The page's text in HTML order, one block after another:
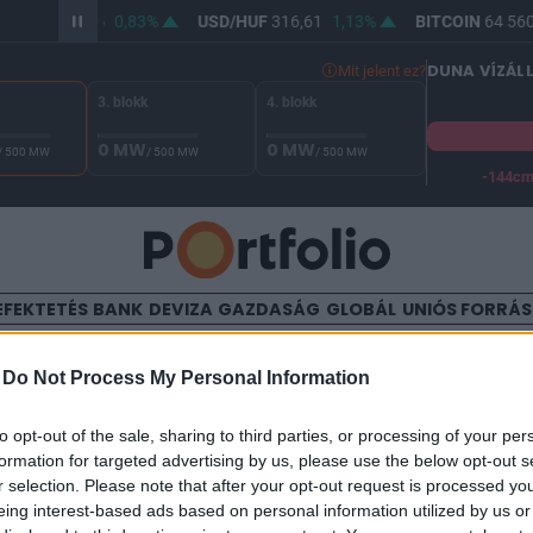
Do Not Process My Personal Information
opt-out of the sale, sharing to third parties, or processing of your
for targeted advertising by us, please use the below opt-out
selection. Please note that after your opt-out request is processed
interest-based ads based on personal information utilized by us
364,75 0,83% USD/HUF316,61 1,13% BITCOIN64
Mit jelent ez?
/ 500 MW
3. blokk
0 MW/ 500 MW
4. blokk
0 MW/ 500 MW
DUNA
-144cm
BANK DEVIZA GAZDASÁG GLOBÁL UNIÓS
miniszterelnökét fogadta